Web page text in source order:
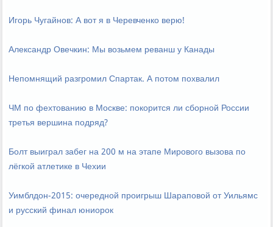
Игорь Чугайнов: А вот я в Черевченко верю!
Александр Овечкин: Мы возьмем реванш у Канады
Непомнящий разгромил Спартак. А потом похвалил
ЧМ по фехтованию в Москве: покорится ли сборной России
третья вершина подряд?
Болт выиграл забег на 200 м на этапе Мирового вызова по
лёгкой атлетике в Чехии
Уимблдон-2015: очередной проигрыш Шараповой от Уильямс
и русский финал юниорок